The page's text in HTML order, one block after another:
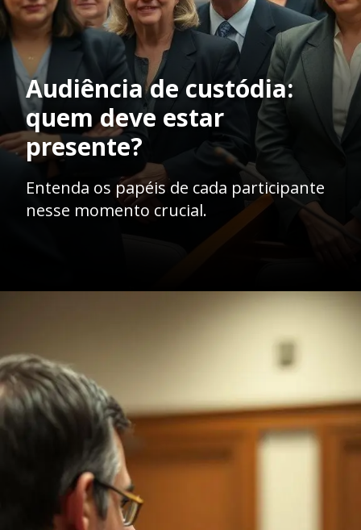
Audiência de custódia:
quem deve estar
presente?
Entenda os papéis de cada participante
nesse momento crucial.